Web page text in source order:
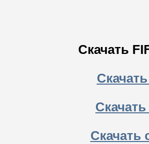
Скачать
Скачать